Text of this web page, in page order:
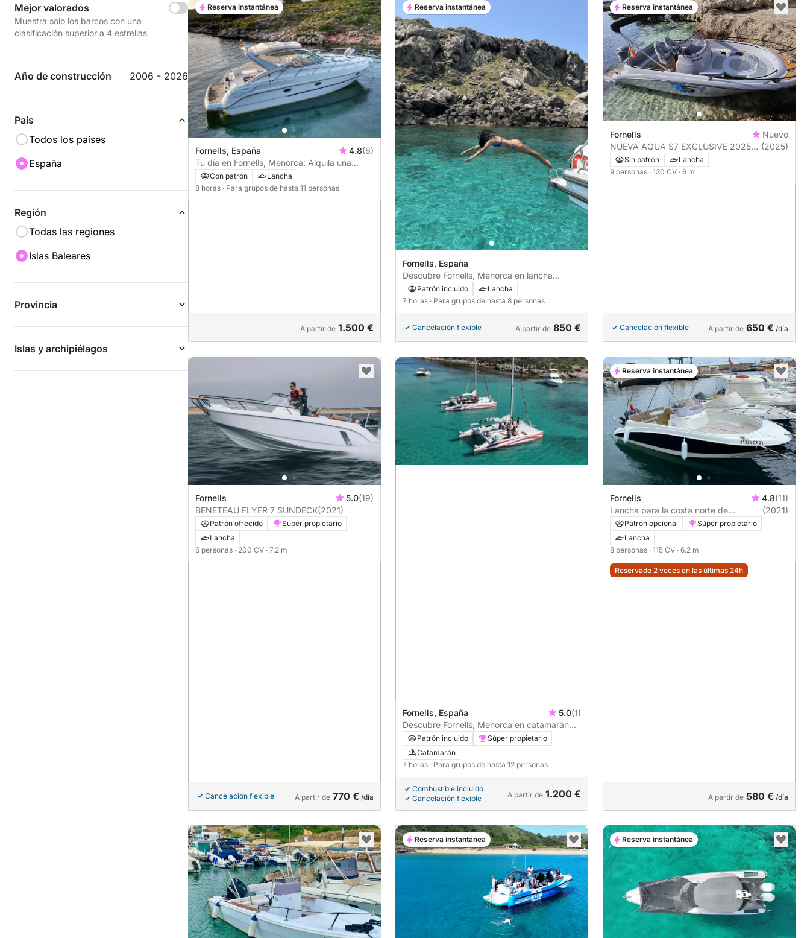
Mejor valorados
Muestra solo los barcos con una
clasificación superior a 4 estrellas
Año de construcción 2006 - 2026
País
Todos los países
España
Región
Todas las regiones
Islas Baleares
Provincia
Islas y archipiélagos
Fornells, España 4.8(6)
Tu día en Fornells, Menorca: Alquila una
lancha motora para un día completo de
descubrimiento.
Con patrón
Lancha
8 horas · Para grupos de hasta 11 personas
A partir de 1.500 €
Reserva instantánea
Fornells, España
Descubre Fornells, Menorca en lancha
motora durante 7 horas.
Patrón incluido
Lancha
7 horas · Para grupos de hasta 8 personas
Cancelación flexible A partir de 850 €
Reserva instantánea
Fornells
Nuevo
NUEVA AQUA S7 EXCLUSIVE 2025
130CV
(2025)
Sin patrón
Lancha
9 personas · 130 CV · 6 m
Cancelación flexible A partir de 650 € /día
Reserva instantánea
Fornells 5.0(19)
BENETEAU FLYER 7 SUNDECK(2021)
Patrón ofrecido
Súper propietario
Lancha
6 personas · 200 CV · 7.2 m
Cancelación flexible A partir de 770 € /día
Fornells, España 5.0(1)
Descubre Fornells, Menorca en catamarán
durante un día completo
Patrón incluido
Súper propietario
Catamarán
7 horas · Para grupos de hasta 12 personas
Combustible incluido
Cancelación flexible
A partir de 1.200 €
Fornells 4.8(11)
Lancha para la costa norte de
Mernoca
(2021)
Patrón opcional
Súper propietario
Lancha
8 personas · 115 CV · 6.2 m
Reservado 2 veces en las últimas 24h
A partir de 580 € /día
Reserva instantánea
Reserva instantánea Reserva instantánea